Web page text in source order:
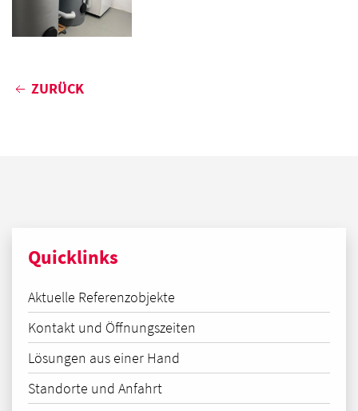
ZURÜCK
Quicklinks
Aktuelle Referenzobjekte
Kontakt und Öffnungszeiten
Lösungen aus einer Hand
Standorte und Anfahrt